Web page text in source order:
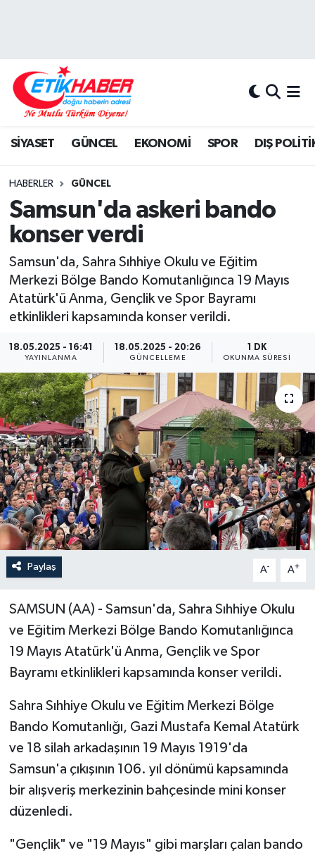
SİYASET GÜNCEL EKONOMİ SPOR DIŞ
HABERLER GÜNCEL
Samsun'da askeri bando
konser verdi
Samsun'da, Sahra Sıhhiye Okulu ve Eğitim
Merkezi Bölge Bando Komutanlığınca 19 Mayıs
Atatürk'ü Anma, Gençlik ve Spor Bayramı
etkinlikleri kapsamında konser verildi.
18.05.2025 - 16:41
YAYINLANMA
18.05.2025 - 20:26
GÜNCELLEME
1 DK
OKUNMA SÜRESI
Paylaş A- A+
SAMSUN (AA) - Samsun'da, Sahra Sıhhiye Okulu
ve Eğitim Merkezi Bölge Bando Komutanlığınca
19 Mayıs Atatürk'ü Anma, Gençlik ve Spor
Bayramı etkinlikleri kapsamında konser verildi.
Sahra Sıhhiye Okulu ve Eğitim Merkezi Bölge
Bando Komutanlığı, Gazi Mustafa Kemal Atatürk
ve 18 silah arkadaşının 19 Mayıs 1919'da
Samsun'a çıkışının 106. yıl dönümü kapsamında
bir alışveriş merkezinin bahçesinde mini konser
düzenledi.
"Gençlik" ve "19 Mayıs" gibi marşları çalan bando
DIŞ POLİTİKA
KÖŞE YAZILARI
KÜLTÜR-SANAT-MAGAZİN
MEDYA
ÖZEL HABER
RÖPORTAJLAR
SAĞLIK
SİYASET
GÜNCEL
SPOR
YAŞAM
Hava Durumu
Süper Lig Puan Durumu ve Fikstür
Tüm Manşetler
Son Dakika Haberleri
Haber Arşivi